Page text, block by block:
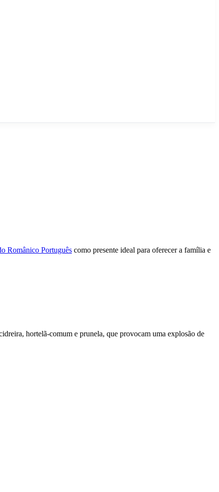
Românico Português como presente ideal para oferecer a família e
hortelã-comum e prunela, que provocam uma explosão de